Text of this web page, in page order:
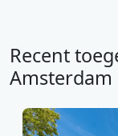
Recent
Amsterdam